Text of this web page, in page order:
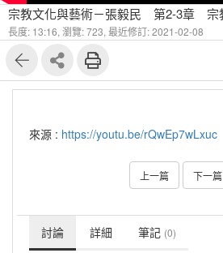
長度: 13:16, 瀏覽: 723, 最近修訂: 2021-02-08
來源 : https://youtu.be/rQwEp7wLxuc
上一篇 下一篇
討論 詳細 筆記 (0)